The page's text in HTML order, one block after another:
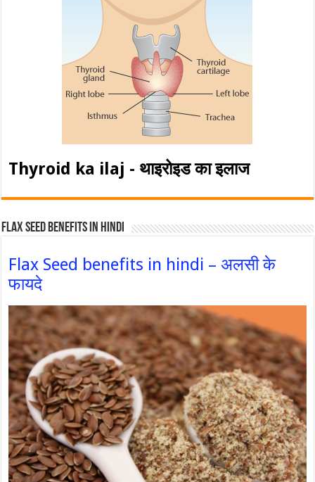
Thyroid ka ilaj - थाइरोइड का इलाज
Flax Seed Benefits in hindi
Flax Seed benefits in hindi – अलसी के
फायदे